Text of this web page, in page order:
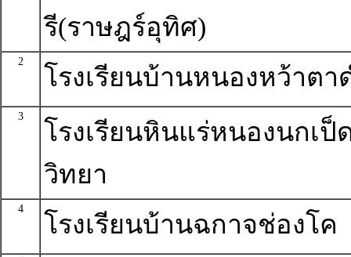
รี(ราษฎร์อุทิศ)
2
โรงเรียนบ้านหนองหว้าตา
3
โรงเรียนหินแร่หนองนกเป็
วิทยา
4
โรงเรียนบ้านฉกาจช่องโค